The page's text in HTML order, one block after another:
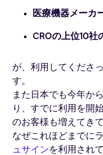
医療機器メーカ
CROの上位10社
が、利用してくださ
す。
また日本でも今年か
り、すでに利用を開
のお客様も増えてきて
なぜこれほどまでに
ュサインを利用され